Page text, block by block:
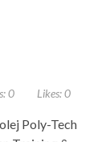
0 Likes:0
Poly-Tech